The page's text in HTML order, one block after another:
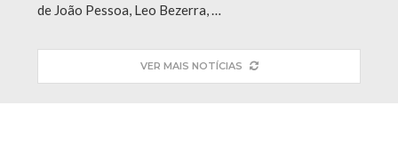
de João Pessoa, Leo Bezerra, …
VER MAIS NOTÍCIAS